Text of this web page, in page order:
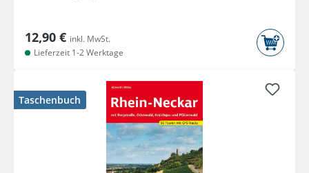
12,90 € inkl. MwSt.
Lieferzeit 1-2 Werktage
Taschenbuch